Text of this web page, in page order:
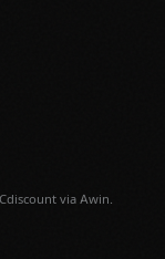
via Awin.